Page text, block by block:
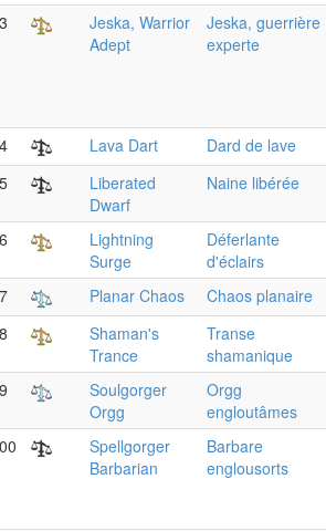
Jeska, Warrior
Adept
Jeska, guerrière
experte
Lava Dart Dard de lave
Liberated
Dwarf
Naine libérée
Lightning
Surge
Déferlante
d'éclairs
Planar Chaos Chaos planaire
Shaman's
Trance
Transe
shamanique
Soulgorger
Orgg
Orgg
engloutâmes
Spellgorger
Barbarian
Barbare
englousorts